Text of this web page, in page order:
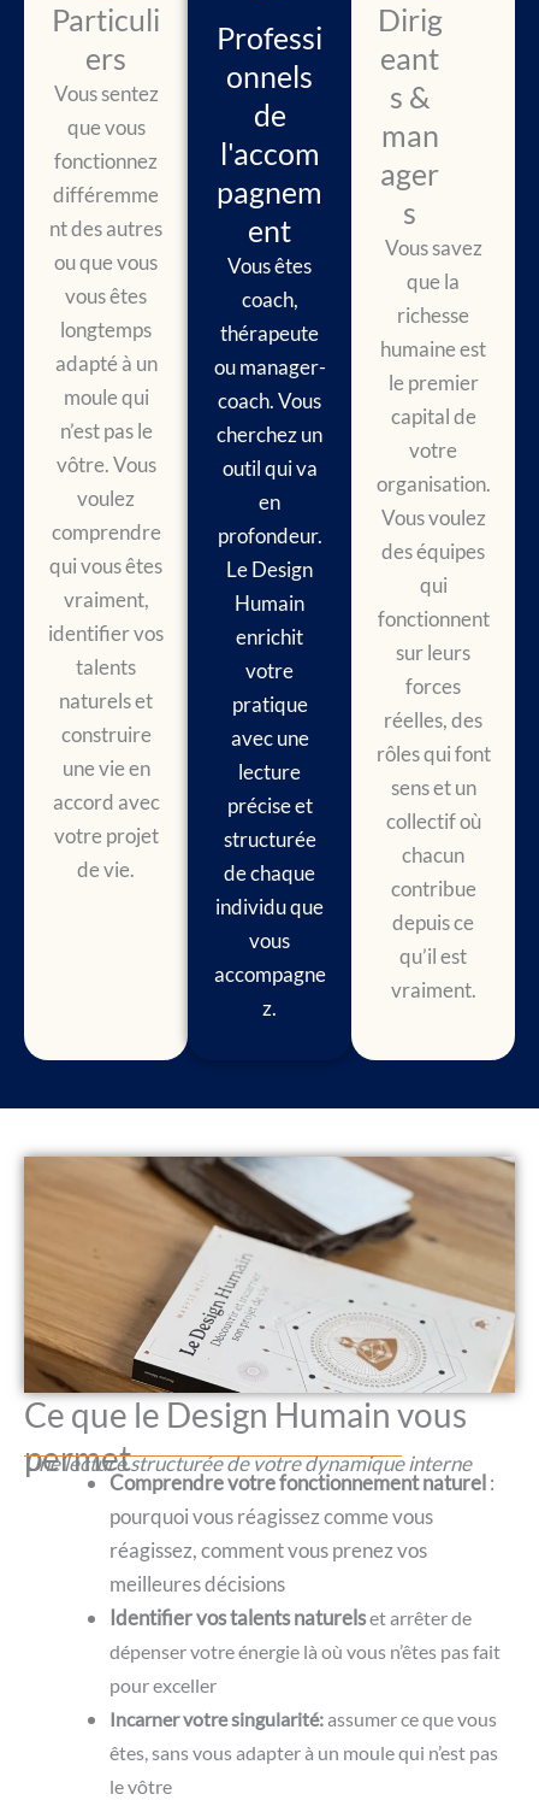
Particuli
ers
Vous sentez
que vous
fonctionnez
différemme
nt des autres
ou que vous
vous êtes
longtemps
adapté à un
moule qui
n’est pas le
vôtre. Vous
voulez
comprendre
qui vous êtes
vraiment,
identifier vos
talents
naturels et
construire
une vie en
accord avec
votre projet
de vie.
Professi
onnels
de
l'accom
pagnem
ent
Vous êtes
coach,
thérapeute
ou manager-
coach. Vous
cherchez un
outil qui va
en
profondeur.
Le Design
Humain
enrichit
votre
pratique
avec une
lecture
précise et
structurée
de chaque
individu que
vous
accompagne
z.
Dirig
eant
s &
man
ager
s
Vous savez
que la
richesse
humaine est
le premier
capital de
votre
organisation.
Vous voulez
des équipes
qui
fonctionnent
sur leurs
forces
réelles, des
rôles qui font
sens et un
collectif où
chacun
contribue
depuis ce
qu’il est
vraiment.
Ce que le Design Humain vous
permet
Une lecture structurée de votre dynamique interne
Comprendre votre fonctionnement naturel:
pourquoi vous réagissez comme vous
réagissez, comment vous prenez vos
meilleures décisions
Identifier vos talents naturelset arrêter de
dépenser votre énergie là où vous n’êtes pas fait
pour exceller
Incarner votre singularité:assumer ce que vous
êtes, sans vous adapter à un moule qui n’est pas
le vôtre